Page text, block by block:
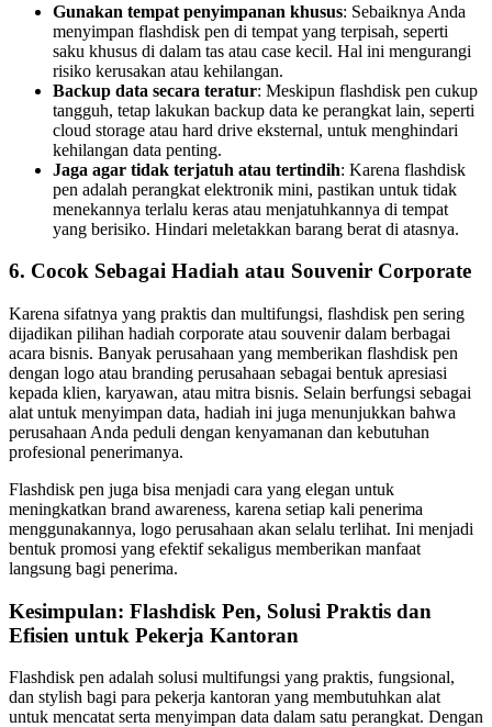
Gunakan tempat penyimpanan khusus: Sebaiknya Anda
menyimpan flashdisk pen di tempat yang terpisah, seperti
saku khusus di dalam tas atau case kecil. Hal ini mengurangi
risiko kerusakan atau kehilangan.
Backup data secara teratur: Meskipun flashdisk pen cukup
tangguh, tetap lakukan backup data ke perangkat lain, seperti
cloud storage atau hard drive eksternal, untuk menghindari
kehilangan data penting.
Jaga agar tidak terjatuh atau tertindih: Karena flashdisk
pen adalah perangkat elektronik mini, pastikan untuk tidak
menekannya terlalu keras atau menjatuhkannya di tempat
yang berisiko. Hindari meletakkan barang berat di atasnya.
6. Cocok Sebagai Hadiah atau Souvenir Corporate
Karena sifatnya yang praktis dan multifungsi, flashdisk pen sering
dijadikan pilihan hadiah corporate atau souvenir dalam berbagai
acara bisnis. Banyak perusahaan yang memberikan flashdisk pen
dengan logo atau branding perusahaan sebagai bentuk apresiasi
kepada klien, karyawan, atau mitra bisnis. Selain berfungsi sebagai
alat untuk menyimpan data, hadiah ini juga menunjukkan bahwa
perusahaan Anda peduli dengan kenyamanan dan kebutuhan
profesional penerimanya.
Flashdisk pen juga bisa menjadi cara yang elegan untuk
meningkatkan brand awareness, karena setiap kali penerima
menggunakannya, logo perusahaan akan selalu terlihat. Ini menjadi
bentuk promosi yang efektif sekaligus memberikan manfaat
langsung bagi penerima.
Kesimpulan: Flashdisk Pen, Solusi Praktis dan
Efisien untuk Pekerja Kantoran
Flashdisk pen adalah solusi multifungsi yang praktis, fungsional,
dan stylish bagi para pekerja kantoran yang membutuhkan alat
untuk mencatat serta menyimpan data dalam satu perangkat. Dengan